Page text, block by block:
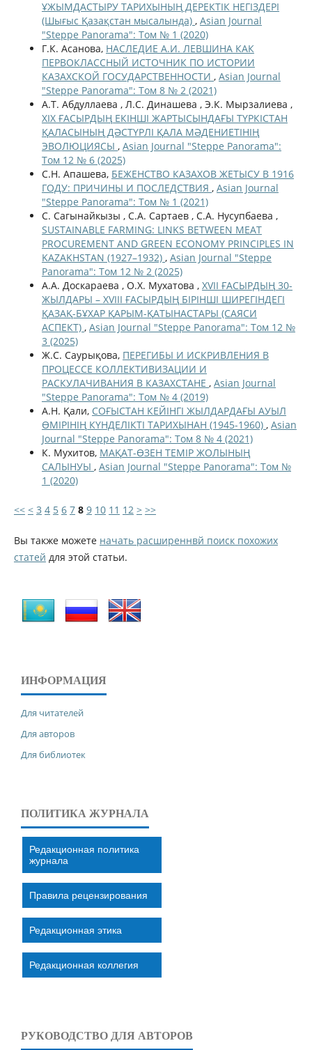
ҰЖЫМДАСТЫРУ ТАРИХЫНЫҢ ДЕРЕКТІК НЕГІЗДЕРІ
(Шығыс Қазақстан мысалында) , Asian Journal
"Steppe Panorama": Том № 1 (2020)
Г.К. Асанова, НАСЛЕДИЕ А.И. ЛЕВШИНА КАК
ПЕРВОКЛАССНЫЙ ИСТОЧНИК ПО ИСТОРИИ
КАЗАХСКОЙ ГОСУДАРСТВЕННОСТИ , Asian Journal
"Steppe Panorama": Том 8 № 2 (2021)
А.Т. Абдуллаева , Л.С. Динашева , Э.К. Мырзалиева ,
ХІХ ҒАСЫРДЫҢ ЕКІНШІ ЖАРТЫСЫНДАҒЫ ТҮРКІСТАН
ҚАЛАСЫНЫҢ ДӘСТҮРЛІ ҚАЛА МӘДЕНИЕТІНІҢ
ЭВОЛЮЦИЯСЫ , Asian Journal "Steppe Panorama":
Том 12 № 6 (2025)
С.Н. Апашева, БЕЖЕНСТВО КАЗАХОВ ЖЕТЫСУ В 1916
ГОДУ: ПРИЧИНЫ И ПОСЛЕДСТВИЯ , Asian Journal
"Steppe Panorama": Том № 1 (2021)
С. Сагынайкызы , С.A. Сартаев , С.A. Нусупбаева ,
SUSTAINABLE FARMING: LINKS BETWEEN MEAT
PROCUREMENT AND GREEN ECONOMY PRINCIPLES IN
KAZAKHSTAN (1927–1932) , Asian Journal "Steppe
Panorama": Том 12 № 2 (2025)
А.А. Доскараева , О.Х. Мухатова , XVII ҒАСЫРДЫҢ 30-
ЖЫЛДАРЫ – XVIIІ ҒАСЫРДЫҢ БІРІНШІ ШИРЕГІНДЕГІ
ҚАЗАҚ-БҰХАР ҚАРЫМ-ҚАТЫНАСТАРЫ (САЯСИ
АСПЕКТ) , Asian Journal "Steppe Panorama": Том 12 №
3 (2025)
Ж.С. Саурықова, ПЕРЕГИБЫ И ИСКРИВЛЕНИЯ В
ПРОЦЕССЕ КОЛЛЕКТИВИЗАЦИИ И
РАСКУЛАЧИВАНИЯ В КАЗАХСТАНЕ , Asian Journal
"Steppe Panorama": Том № 4 (2019)
А.Н. Қали, СОҒЫСТАН КЕЙІНГІ ЖЫЛДАРДАҒЫ АУЫЛ
ӨМІРІНІҢ КҮНДЕЛІКТІ ТАРИХЫНАН (1945-1960) , Asian
Journal "Steppe Panorama": Том 8 № 4 (2021)
К. Мухитов, МАҚАТ-ӨЗЕН ТЕМІР ЖОЛЫНЫҢ
САЛЫНУЫ , Asian Journal "Steppe Panorama": Том №
1 (2020)
<< < 3 4 5 6 7 8 9 10 11 12 > >>
Вы также можете начать расширеннвй поиск похожих
статей для этой статьи.
ИНФОРМАЦИЯ
Для читателей
Для авторов
Для библиотек
ПОЛИТИКА ЖУРНАЛА
Редакционная политика
журнала
Правила рецензирования
Редакционная этика
Редакционная коллегия
РУКОВОДСТВО ДЛЯ АВТОРОВ